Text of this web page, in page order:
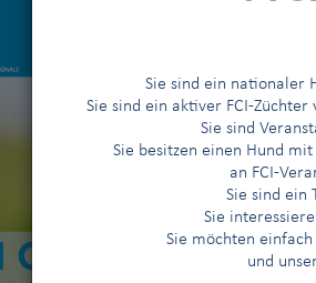
Sie sind ein nationaler
Sie sind ein aktiver FCI-
Sie sind
Sie besitzen einen Hund
an FCI-
Sie sind ein
Sie
Sie möchten
und